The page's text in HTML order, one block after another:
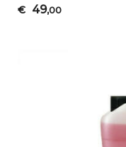
€ 49,00